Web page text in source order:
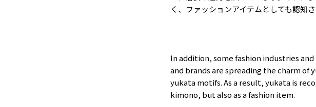
く、ファッションアイテムとしても認知さ
In addition, some fashion industries
and brands are spreading the charm of
yukata motifs. As a result, yukata is
kimono, but also as a fashion item.